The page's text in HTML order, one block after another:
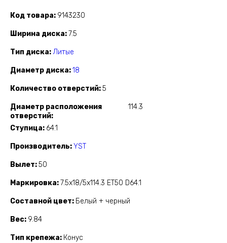
Код товара 9143230
Ширина диска 7.5
Тип диска Литые
Диаметр диска 18
Количество отверстий 5
Диаметр расположения
отверстий
114.3
Ступица 64.1
Производитель YST
Вылет 50
Маркировка 7.5x18/5x114.3 ET50 D64.1
Составной цвет Белый + черный
Вес 9.84
Тип крепежа Конус